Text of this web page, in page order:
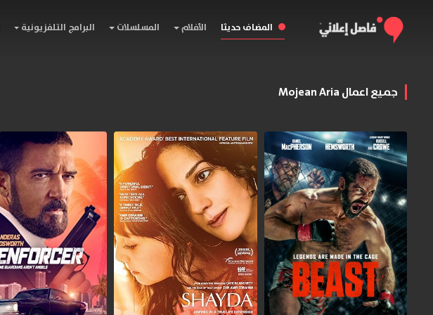
المضاف حديثا الأفلام المسلسلات البرامج التلفزيونية
جميع اعمال Mojean Aria